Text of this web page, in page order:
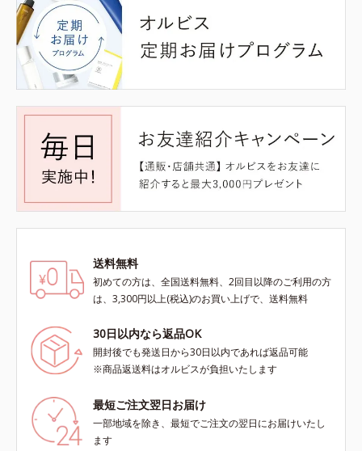
送料無料
初めての方は、全国送料無料、2回目以降のご利用の方
は、3,300円以上(税込)のお買い上げで、送料無料
30日以内なら返品OK
開封後でも発送日から30日以内であれば返品可能
※商品返送料はオルビスが負担いたします
最短ご注文翌日お届け
一部地域を除き、最短でご注文の翌日にお届けいたし
ます